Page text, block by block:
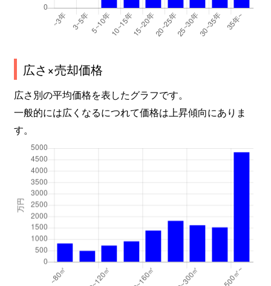
広さ×売却価格
広さ別の平均価格を表したグラフです。
一般的には広くなるにつれて価格は上昇傾向にありま
す。